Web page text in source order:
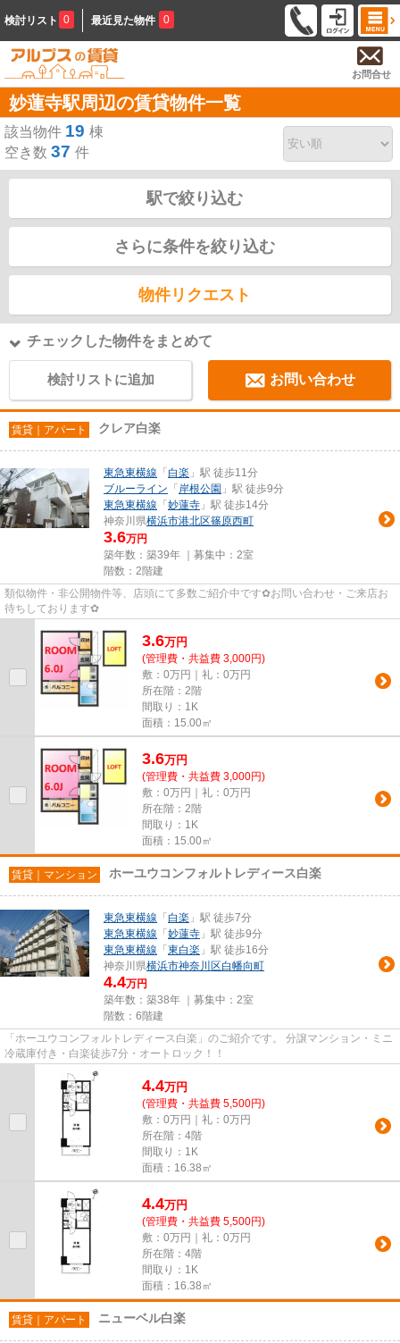
検討リスト 0 最近見た物件 0
お問合せ
妙蓮寺駅周辺の賃貸物件一覧
該当物件 19 棟
空き数 37 件
駅で絞り込む
さらに条件を絞り込む
物件リクエスト
チェックした物件をまとめて
検討リストに追加 お問い合わせ
賃貸｜アパート クレア白楽
東急東横線 「 白楽 」駅 徒歩11分
ブルーライン 「 岸根公園 」駅 徒歩9分
東急東横線 「 妙蓮寺 」駅 徒歩14分
神奈川県横浜市港北区篠原西町
3.6万円
築年数：築39年 ｜募集中： 2室
階数：2階建
類似物件・非公開物件等、店頭にて多数ご紹介中です✿お問い合わせ・ご来店お
待ちしております✿
3.6万円
(管理費・共益費 3,000円)
敷：0万円｜礼：0万円
所在階：2階
間取り：1K
面積：15.00㎡
3.6万円
(管理費・共益費 3,000円)
敷：0万円｜礼：0万円
所在階：2階
間取り：1K
面積：15.00㎡
賃貸｜マンション ホーユウコンフォルトレディース白楽
東急東横線 「 白楽 」駅 徒歩7分
東急東横線 「 妙蓮寺 」駅 徒歩9分
東急東横線 「 東白楽 」駅 徒歩16分
神奈川県横浜市神奈川区白幡向町
4.4万円
築年数：築38年 ｜募集中： 2室
階数：6階建
「ホーユウコンフォルトレディース白楽」のご紹介です。 分譲マンション・ミニ
冷蔵庫付き・白楽徒歩7分・オートロック！！
4.4万円
(管理費・共益費 5,500円)
敷：0万円｜礼：0万円
所在階：4階
間取り：1K
面積：16.38㎡
4.4万円
(管理費・共益費 5,500円)
敷：0万円｜礼：0万円
所在階：4階
間取り：1K
面積：16.38㎡
賃貸｜アパート ニューベル白楽